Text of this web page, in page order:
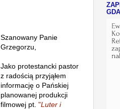
Szanowany Panie
Grzegorzu,
Jako protestancki pastor
z radością przyjąłem
informację o Pańskiej
planowanej produkcji
filmowej pt. "Luter i